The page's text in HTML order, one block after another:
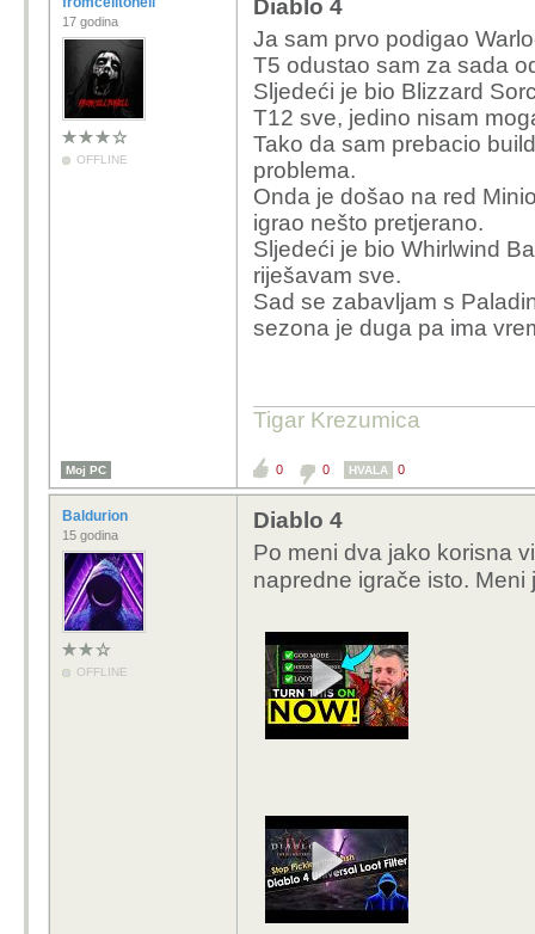
17 godina
OFFLINE
Diablo 4
Ja sam prvo podigao
T5 odustao sam za sada
Sljedeći je bio Blizzard
T12 sve, jedino nisam
Tako da sam prebacio
problema.
Onda je došao na red
igrao nešto pretjerano.
Sljedeći je bio Whirlwind
riješavam sve.
Sad se zabavljam s
sezona je duga pa ima
Tigar Krezumica
Moj PC 0 0 HVALA 0
Baldurion
15 godina
OFFLINE
Diablo 4
Po meni dva jako korisna
napredne igrače isto.